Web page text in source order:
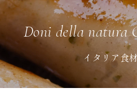
Doni della natura
イタリア食材